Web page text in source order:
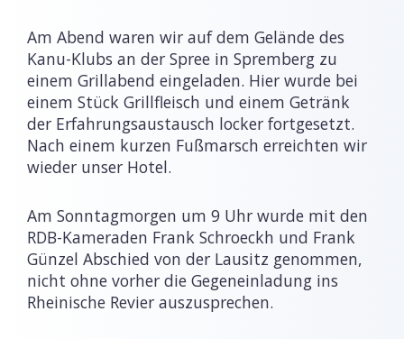
Am Abend waren wir auf dem Gelände des
Kanu-Klubs an der Spree in Spremberg zu
einem Grillabend eingeladen. Hier wurde bei
einem Stück Grillfleisch und einem Getränk
der Erfahrungsaustausch locker fortgesetzt.
Nach einem kurzen Fußmarsch erreichten wir
wieder unser Hotel.
Am Sonntagmorgen um 9 Uhr wurde mit den
RDB-Kameraden Frank Schroeckh und Frank
Günzel Abschied von der Lausitz genommen,
nicht ohne vorher die Gegeneinladung ins
Rheinische Revier auszusprechen.